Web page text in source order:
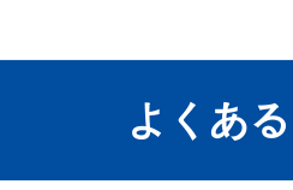
よくあ